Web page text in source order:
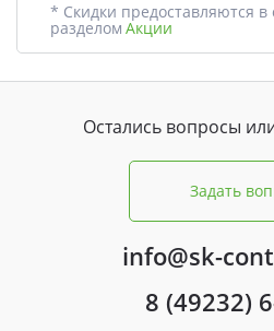
* Скидки предоставляются в
разделом Акции
Остались вопросы
Задать
info@sk-
8 (49232)